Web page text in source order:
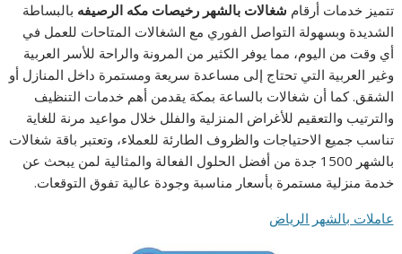
تتميز خدمات أرقام شغالات بالشهر رخيصات مكه الرصيفه بالبساطة
الشديدة وبسهولة التواصل الفوري مع الشغالات المتاحات للعمل في
أي وقت من اليوم، مما يوفر الكثير من المرونة والراحة للأسر العربية
وغير العربية التي تحتاج إلى مساعدة سريعة ومستمرة داخل المنازل أو
الشقق. كما أن شغالات بالساعة بمكة يقدمن أهم خدمات التنظيف
والترتيب والتعقيم للأغراض المنزلية والفلل خلال مواعيد مرنة للغاية
تناسب جميع الاحتياجات والظروف الطارئة للعملاء، وتعتبر باقة شغالات
بالشهر 1500 جدة من أفضل الحلول الفعالة والمثالية لمن يبحث عن
خدمة منزلية مستمرة بأسعار مناسبة وجودة عالية تفوق التوقعات.
عاملات بالشهر الرياض